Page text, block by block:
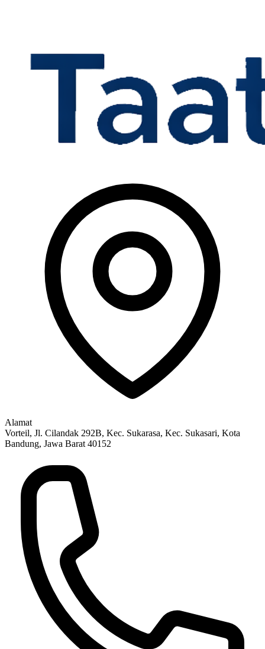
Alamat
Vorteil, Jl. Cilandak 292B, Kec. Sukarasa, Kec. Sukasari, Kota
Bandung, Jawa Barat 40152